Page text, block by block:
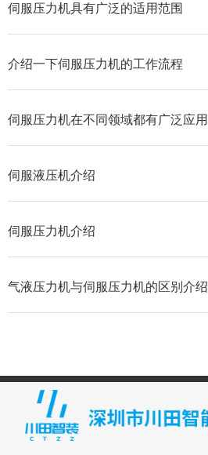
伺服压力机具有广泛的适用范围
介绍一下伺服压力机的工作流程
伺服压力机在不同领域都有广泛应用
伺服液压机介绍
伺服压力机介绍
气液压力机与伺服压力机的区别介绍